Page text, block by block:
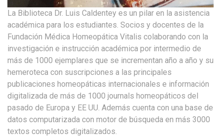
La Biblioteca Dr. Luis Caldentey es un pilar en la asistencia
académica para los estudiantes. Socios y docentes de la
Fundación Médica Homeopática Vitalis colaborando con la
investigación e instrucción académica por intermedio de
más de 1000 ejemplares que se incrementan año a año y su
hemeroteca con suscripciones a las principales
publicaciones homeopáticas internacionales e información
digitalizada de más de 1000 journals homeopáticos del
pasado de Europa y EE UU. Además cuenta con una base de
datos computarizada con motor de búsqueda en más 3000
textos completos digitalizados.